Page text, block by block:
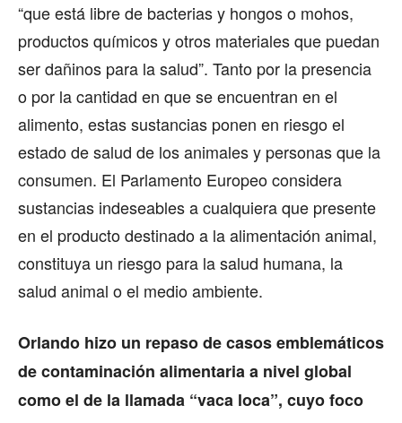
“que está libre de bacterias y hongos o mohos,
productos químicos y otros materiales que puedan
ser dañinos para la salud”. Tanto por la presencia
o por la cantidad en que se encuentran en el
alimento, estas sustancias ponen en riesgo el
estado de salud de los animales y personas que la
consumen. El Parlamento Europeo considera
sustancias indeseables a cualquiera que presente
en el producto destinado a la alimentación animal,
constituya un riesgo para la salud humana, la
salud animal o el medio ambiente.
Orlando hizo un repaso de casos emblemáticos
de contaminación alimentaria a nivel global
como el de la llamada “vaca loca”, cuyo foco